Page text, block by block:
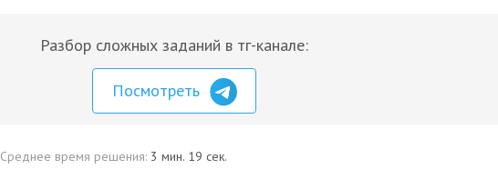
Разбор сложных заданий в тг-канале:
Посмотреть
Среднее время решения: 3 мин. 19 сек.